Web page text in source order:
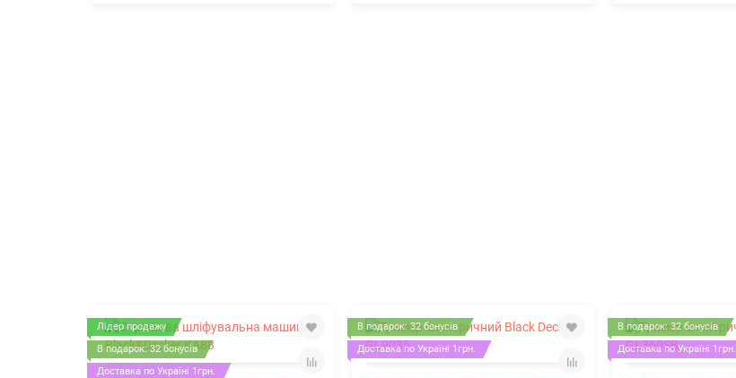
Лідер продажу
В подарок: 32 бонусів
Доставка по Україні 1грн.
В подарок: 32 бонусів
Доставка по Україні 1грн.
В подарок: 32 бонусів
Доставка по Україні 1грн.